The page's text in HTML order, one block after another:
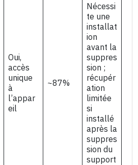
Oui,
accès
unique
à
l’appar
eil
~87%
Nécessi
te une
installat
ion
avant la
suppres
sion ;
récupér
ation
limitée
si
installé
après la
suppres
sion du
support